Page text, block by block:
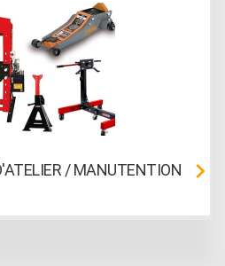
/ MANUTENTION